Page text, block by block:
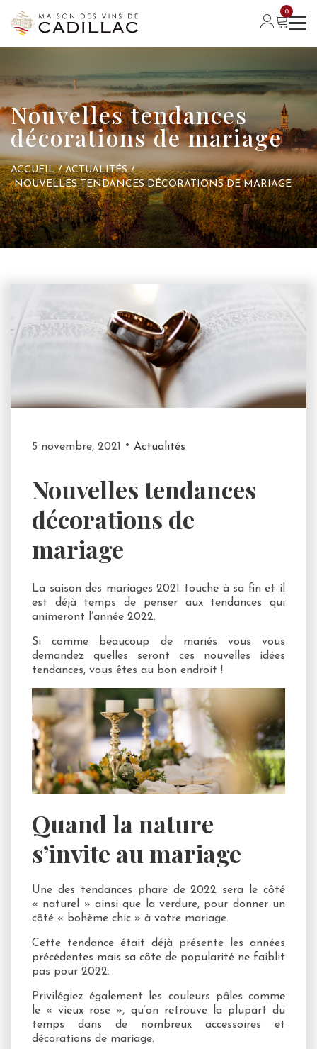
0
Nouvelles tendances
décorations de mariage
ACCUEIL / ACTUALITÉS /
NOUVELLES TENDANCES DÉCORATIONS DE MARIAGE
5 novembre, 2021 Actualités
Nouvelles tendances
décorations de
mariage
La saison des mariages 2021 touche à sa fin et il
est déjà temps de penser aux tendances qui
animeront l’année 2022.
Si comme beaucoup de mariés vous vous
demandez quelles seront ces nouvelles idées
tendances, vous êtes au bon endroit !
Quand la nature
s’invite au mariage
Une des tendances phare de 2022 sera le côté
« naturel » ainsi que la verdure, pour donner un
côté « bohème chic » à votre mariage.
Cette tendance était déjà présente les années
précédentes mais sa côte de popularité ne faiblit
pas pour 2022.
Privilégiez également les couleurs pâles comme
le « vieux rose », qu’on retrouve la plupart du
temps dans de nombreux accessoires et
décorations de mariage.